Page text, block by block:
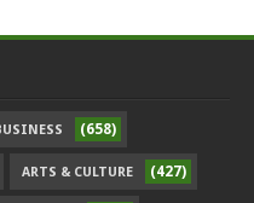
(658)
ARTS & CULTURE (427)